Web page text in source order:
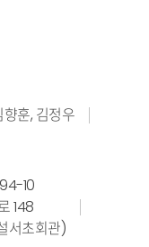
향훈, 김정우
10
148
서초회관)